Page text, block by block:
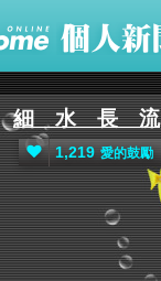
細 水 長 流
1,219 愛的鼓勵